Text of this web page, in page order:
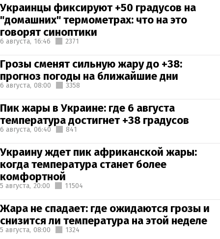
Украинцы фиксируют +50 градусов на
"домашних" термометрах: что на это
говорят синоптики
6 августа, 16:46 2371
Грозы сменят сильную жару до +38:
прогноз погоды на ближайшие дни
6 августа, 08:00 3358
Пик жары в Украине: где 6 августа
температура достигнет +38 градусов
6 августа, 06:40 841
Украину ждет пик африканской жары:
когда температура станет более
комфортной
5 августа, 20:00 11504
Жара не спадает: где ожидаются грозы и
снизится ли температура на этой неделе
5 августа, 08:00 1324